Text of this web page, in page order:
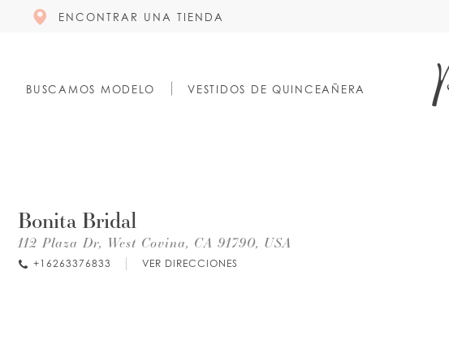
ENCONTRAR UNA TIENDA
BUSCAMOS MODELO VESTIDOS DE QUINCEAÑERA
Bonita Bridal
112 Plaza Dr, West Covina, CA 91790, USA
+16263376833 VER DIRECCIONES